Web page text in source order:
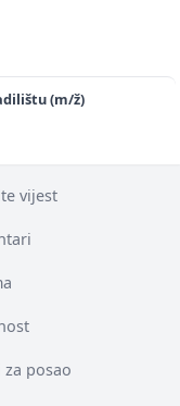
(m/ž)
vijest
za posao